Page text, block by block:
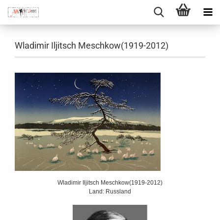
Wladimir Iljitsch Meschkow(1919-2012)
Wladimir Iljitsch Meschkow(1919-2012)
Land: Russland